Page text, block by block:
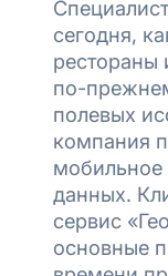
сегодня,
рестораны
по-
полевых
компания
мобильное
данных.
сервис
основные